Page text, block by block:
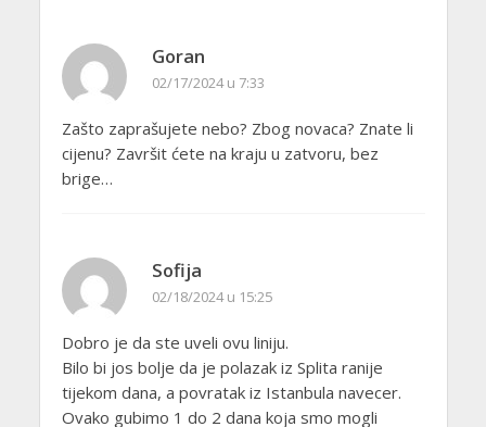
Goran
02/17/2024 u 7:33
Zašto zaprašujete nebo? Zbog novaca? Znate li
cijenu? Završit ćete na kraju u zatvoru, bez
brige…
Sofija
02/18/2024 u 15:25
Dobro je da ste uveli ovu liniju.
Bilo bi jos bolje da je polazak iz Splita ranije
tijekom dana, a povratak iz Istanbula navecer.
Ovako gubimo 1 do 2 dana koja smo mogli